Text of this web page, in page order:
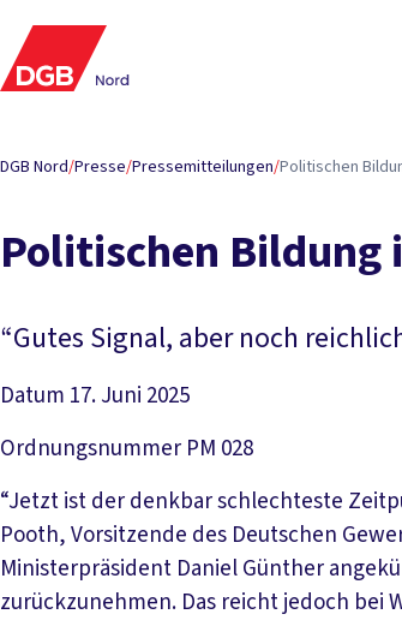
DGB Nord/Presse/Pressemitteilungen/Po­li­ti­schen
Po­li­ti­schen Bil­dung
“Gutes Signal, aber noch
Datum 17. Juni 2025
Ordnungsnummer PM 028
“Jetzt ist der denkbar schlechteste
Pooth, Vorsitzende des Deutschen
Ministerpräsident Daniel Günther
zurückzunehmen. Das reicht jedoch bei